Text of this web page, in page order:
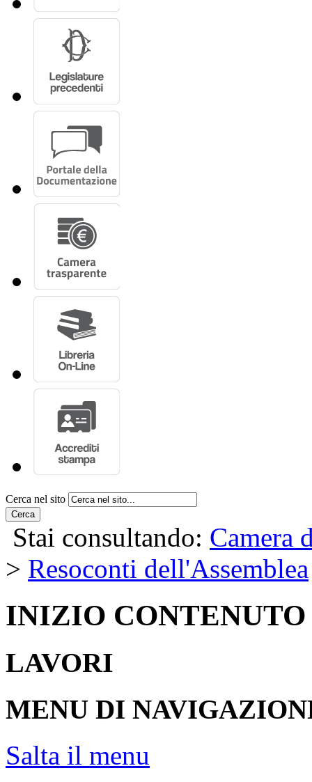
Cerca nel sito
Cerca
Stai consultando: Camera
> Resoconti dell'Assemblea
INIZIO CONTENUTO
LAVORI
MENU DI
Salta il menu